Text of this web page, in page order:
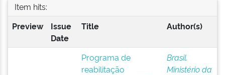
Item hits:
Preview
Issue
Date
Title Author(s)
Programa de
reabilitação
Brasil.
Ministério da